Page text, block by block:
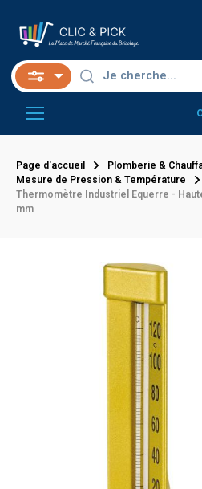
Page d'accueil
Plomberie &
Mesure de Pression & Température
Thermomètre Industriel Equerre -
mm